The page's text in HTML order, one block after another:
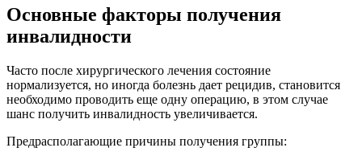
Основные факторы получения
инвалидности
Часто после хирургического лечения состояние
нормализуется, но иногда болезнь дает рецидив, становится
необходимо проводить еще одну операцию, в этом случае
шанс получить инвалидность увеличивается.
Предрасполагающие причины получения группы: